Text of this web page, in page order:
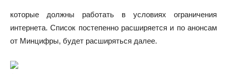
которые должны работать в условиях ограничения
интернета. Список постепенно расширяется и по анонсам
от Минцифры, будет расширяться далее.